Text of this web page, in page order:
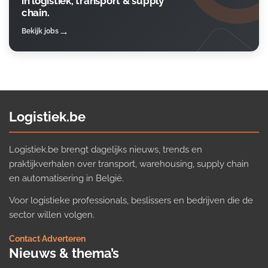
chain.
Bekijk jobs
Logistiek.be
Logistiek.be brengt dagelijks nieuws, trends en
praktijkverhalen over transport, warehousing, supply chain
en automatisering in België.
Voor logistieke professionals, beslissers en bedrijven die de
sector willen volgen.
Contact·Adverteren
Nieuws & thema’s